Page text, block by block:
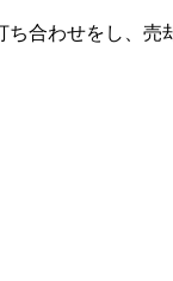
合わせをし、